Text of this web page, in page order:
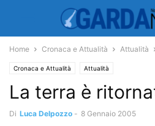
Home Cronaca e Attualità Attualità
Cronaca e Attualità Attualità
La terra è
Di Luca Delpozzo - 8 Gennaio 2005